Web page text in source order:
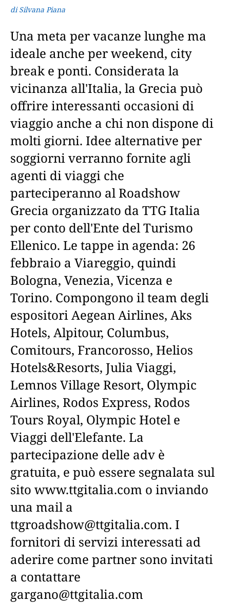
di Silvana Piana
Una meta per vacanze lunghe ma
ideale anche per weekend, city
break e ponti. Considerata la
vicinanza all'Italia, la Grecia può
offrire interessanti occasioni di
viaggio anche a chi non dispone di
molti giorni. Idee alternative per
soggiorni verranno fornite agli
agenti di viaggi che
parteciperanno al Roadshow
Grecia organizzato da TTG Italia
per conto dell'Ente del Turismo
Ellenico. Le tappe in agenda: 26
febbraio a Viareggio, quindi
Bologna, Venezia, Vicenza e
Torino. Compongono il team degli
espositori Aegean Airlines, Aks
Hotels, Alpitour, Columbus,
Comitours, Francorosso, Helios
Hotels&Resorts, Julia Viaggi,
Lemnos Village Resort, Olympic
Airlines, Rodos Express, Rodos
Tours Royal, Olympic Hotel e
Viaggi dell'Elefante. La
partecipazione delle adv è
gratuita, e può essere segnalata sul
sito www.ttgitalia.com o inviando
una mail a
ttgroadshow@ttgitalia.com. I
fornitori di servizi interessati ad
aderire come partner sono invitati
a contattare
gargano@ttgitalia.com